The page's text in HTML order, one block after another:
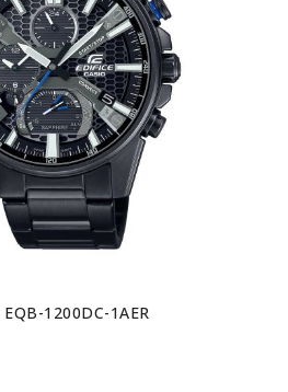
1200DC-1AER